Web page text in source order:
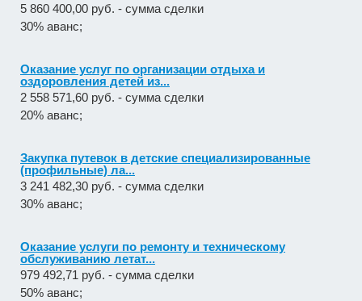
5 860 400,00 руб. - сумма сделки
30% аванс;
Оказание услуг по организации отдыха и
оздоровления детей из...
2 558 571,60 руб. - сумма сделки
20% аванс;
Закупка путевок в детские специализированные
(профильные) ла...
3 241 482,30 руб. - сумма сделки
30% аванс;
Оказание услуги по ремонту и техническому
обслуживанию летат...
979 492,71 руб. - сумма сделки
50% аванс;